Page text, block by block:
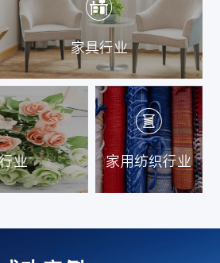
家具行业
业 家用纺织行业